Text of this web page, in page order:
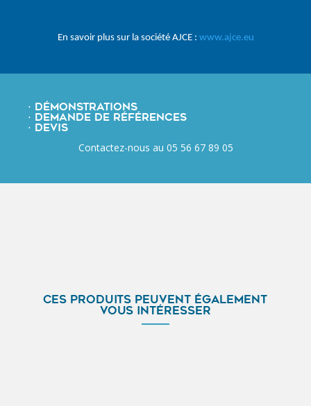
En savoir plus sur la société AJCE : www.ajce.eu
⋅ DÉMONSTRATIONS
⋅ DEMANDE DE RÉFÉRENCES
⋅ DEVIS
Contactez-nous au 05 56 67 89 05
CES PRODUITS PEUVENT ÉGALEMENT
VOUS INTÉRESSER